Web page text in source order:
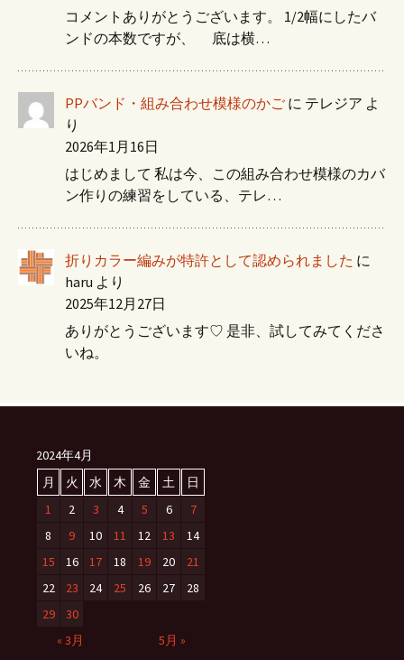
コメントありがとうございます。 1/2幅にしたバ
ンドの本数ですが、 底は横…
PPバンド・組み合わせ模様のかご に テレジア よ
り
2026年1月16日
はじめまして 私は今、この組み合わせ模様のカバ
ン作りの練習をしている、テレ…
折りカラー編みが特許として認められました に
haru より
2025年12月27日
ありがとうございます♡ 是非、試してみてくださ
いね。
2024年4月
月
火 水 木 金 土
日
1
2 3 4 5 6
7
8
9 10 11 12 13
14
15
16 17 18 19 20
21
22
23 24 25 26 27
28
29
30
« 3月
5月 »